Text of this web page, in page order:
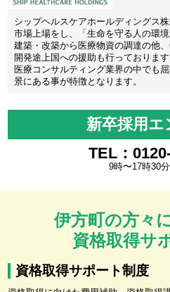
シップヘルスケアホールディングス
市場上場をし、「生命を守る人の環
建築・改築から医療物資の調達の他
開発途上国への援助も行っております
医療コンサルティング業界の中でも
景にある事が特徴となります。
新卒採用エ
TEL：
9時〜17時30分
伊方町の方々
資格取得サ
資格取得サポート制度